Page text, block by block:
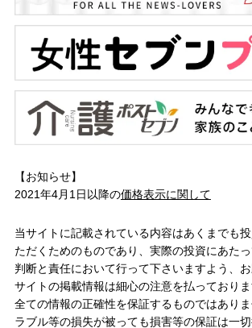
【お知らせ】
2021年4月1日以降の価格表示に関して
当サイトに記載されている内容はあくまでも
ただくためのものであり、実際の投資にあた
判断と責任において行って下さいますよう、
サイトの掲載情報は細心の注意を払っており
全ての情報の正確性を保証するものではあり
ラブル等の損失が被っても損害等の保証は一